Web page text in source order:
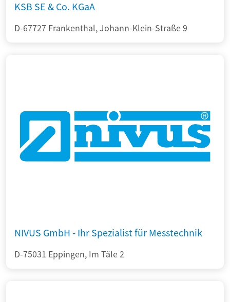
KSB SE & Co. KGaA
D-67727 Frankenthal, Johann-Klein-Straße 9
NIVUS GmbH - Ihr Spezialist für Messtechnik
D-75031 Eppingen, Im Täle 2